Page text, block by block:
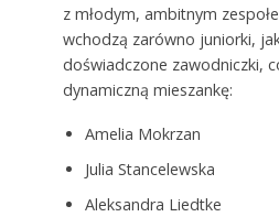
z młodym, ambitnym
wchodzą zarówno juniorki,
doświadczone zawodniczki,
dynamiczną mieszankę:
Amelia Mokrzan
Julia Stancelewska
Aleksandra Liedtke